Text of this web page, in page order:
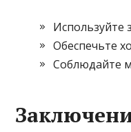
Используйте
Обеспечьте
Соблюдайте